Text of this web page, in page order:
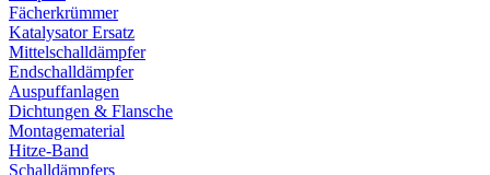
Fächerkrümmer
Katalysator Ersatz
Mittelschalldämpfer
Endschalldämpfer
Auspuffanlagen
Dichtungen & Flansche
Montagematerial
Hitze-Band
Schalldämpfers